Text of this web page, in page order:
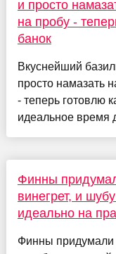
и просто
на пробу -
банок
Вкуснейший
просто намазать
- теперь готовлю
идеальное время
Финны
винегрет, и
идеально на
Финны придумали